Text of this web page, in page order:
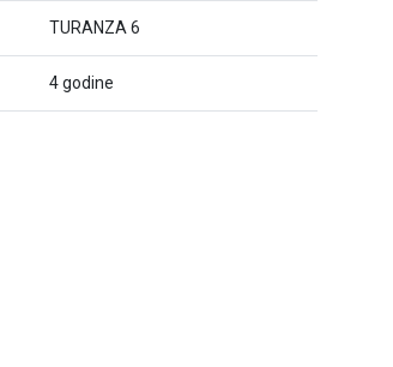
TURANZA 6
4 godine